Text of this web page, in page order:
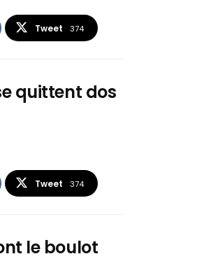
Tweet 374
quittent dos
Tweet 374
le boulot